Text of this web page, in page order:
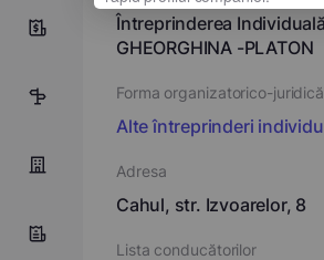
0
5
Întreprinderea Individuală
GHEORGHINA -PLATON
Forma organizatorico-juridică
Alte întreprinderi
Adresa
Cahul, str. Izvoarelor, 8
Lista conducătorilor